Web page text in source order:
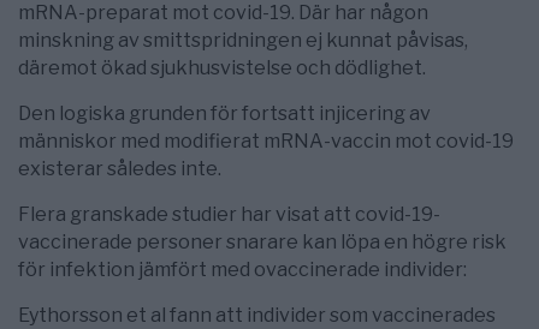
mRNA-preparat mot covid-19. Där har någon
minskning av smittspridningen ej kunnat påvisas,
däremot ökad sjukhusvistelse och dödlighet.
Den logiska grunden för fortsatt injicering av
människor med modifierat mRNA-vaccin mot covid-19
existerar således inte.
Flera granskade studier har visat att covid-19-
vaccinerade personer snarare kan löpa en högre risk
för infektion jämfört med ovaccinerade individer:
Eythorsson et al fann att individer som vaccinerades